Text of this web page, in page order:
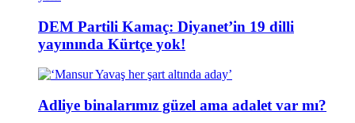
DEM Partili Kamaç: Diyanet’in 19 dilli
yayınında Kürtçe yok!
Adliye binalarımız güzel ama adalet var mı?